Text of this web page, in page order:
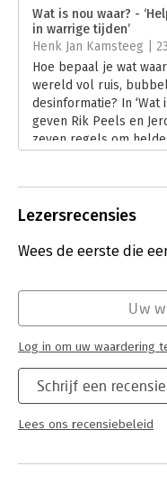
Verschijningsdatum:
13-
Hoofdrubriek:
Wat is nou waar? -
in warrige tijden’
Henk Jan Kamsteeg |
Hoe bepaal je wat
wereld vol ruis,
desinformatie? In ‘Wat
geven Rik Peels en
zeven regels om
zijn.
Lezersrecensies
Wees de eerste die
Schrijf een recensie
Lees ons recensiebeleid
Uw
Log in om uw waardering